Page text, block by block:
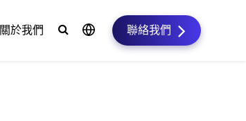
關於我們 聯絡我們